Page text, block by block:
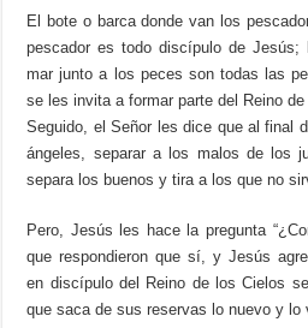
El bote o barca donde van los
pescador es todo discípulo de
mar junto a los peces son todas las
se les invita a formar parte del Reino
Seguido, el Señor les dice que al final
ángeles, separar a los malos de los
separa los buenos y tira a los que no
Pero, Jesús les hace la pregunta
que respondieron que sí, y Jesús
en discípulo del Reino de los Cielos
que saca de sus reservas lo nuevo y lo